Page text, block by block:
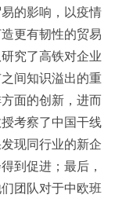
的影响，以疫情
更有韧性的贸易
究了高铁对企业
间知识溢出的重
面的创新，进而
考察了中国干线
现同行业的新企
到促进；最后，
团队对于中欧班